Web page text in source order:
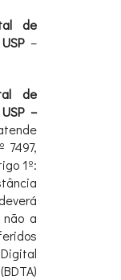
de
–
de
–
7497,
1º:
a